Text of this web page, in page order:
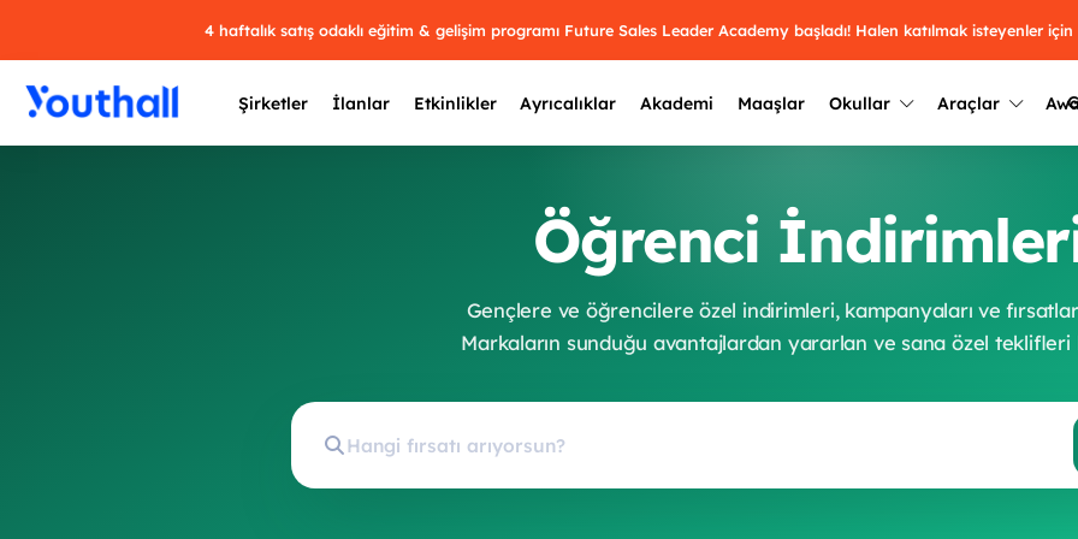
4 haftalık satış odaklı eğitim & gelişim programı Future Sales Leader Academy başladı! Halen katılmak isteyenler
Şirketler İlanlar Etkinlikler Ayrıcalıklar Akademi Maaşlar Okullar
Üniversite kulüplerini ve
Türkiye ve dünyadaki
hakkında bilgi al.
Araçlar
29 kategoride en iyileri sen seç.
2025 Kazananları
2024Kazananları
2023 Kazananları
Öğrenci
Gençlere ve öğrencilere özel indirimleri, kampanyaları ve
Markaların sunduğu avantajlardan yararlan ve sana özel teklifleri